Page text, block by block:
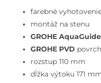
pod
omietku,
otvorová
inštalácia,
supersteel
farebné
montáž na stenu
GROHE AquaGuide
GROHE PVD povrch
rozstup 110 mm
dĺžka výtoku 171